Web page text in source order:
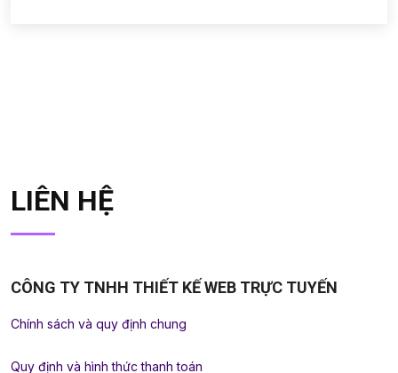
LIÊN HỆ
CÔNG TY TNHH THIẾT KẾ WEB TRỰC TUYẾN
Chính sách và quy định chung
Quy định và hình thức thanh toán